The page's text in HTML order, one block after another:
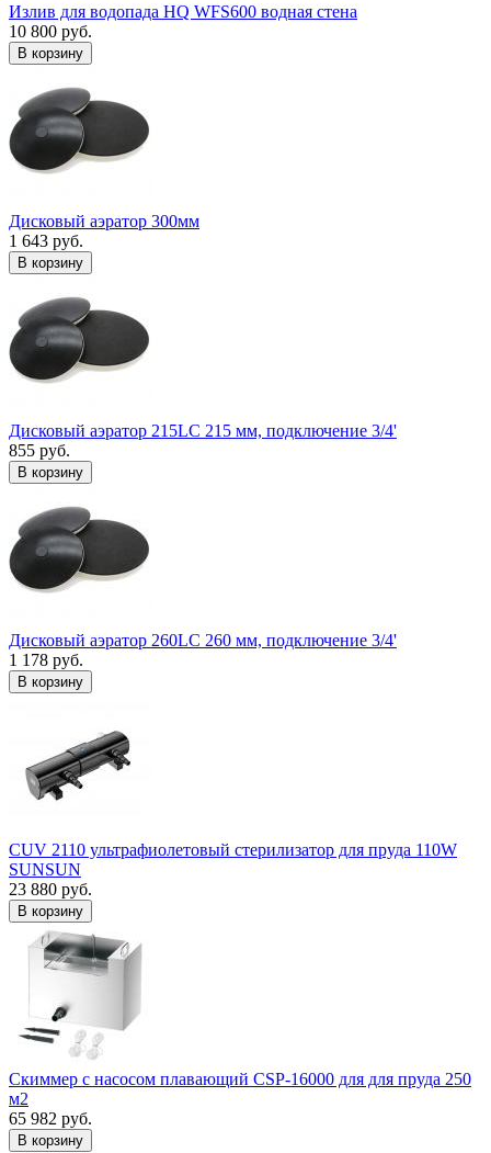
Излив для водопада HQ WFS600 водная стена
10 800 руб.
В корзину
Дисковый аэратор 300мм
1 643 руб.
В корзину
Дисковый аэратор 215LC 215 мм, подключение 3/4'
855 руб.
В корзину
Дисковый аэратор 260LC 260 мм, подключение 3/4'
1 178 руб.
В корзину
CUV 2110 ультрафиолетовый стерилизатор для пруда 110W
SUNSUN
23 880 руб.
В корзину
Скиммер с насосом плавающий CSP-16000 для для пруда 250
м2
65 982 руб.
В корзину